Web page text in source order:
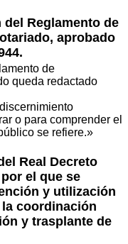
Reglamento de
aprobado
de
queda redactado
o para comprender el
se refiere.»
Real Decreto
el que se
y utilización
coordinación
y trasplante de